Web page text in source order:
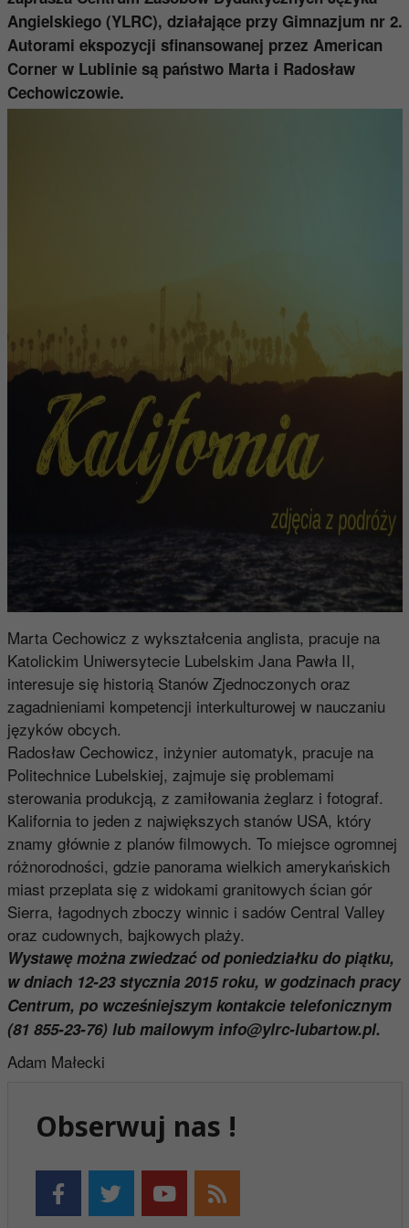
Angielskiego (YLRC), działające przy Gimnazjum nr 2.
Autorami ekspozycji sfinansowanej przez American
Corner w Lublinie są państwo Marta i Radosław
Cechowiczowie.
Marta Cechowicz z wykształcenia anglista, pracuje na
Katolickim Uniwersytecie Lubelskim Jana Pawła II,
interesuje się historią Stanów Zjednoczonych oraz
zagadnieniami kompetencji interkulturowej w nauczaniu
języków obcych.
Radosław Cechowicz, inżynier automatyk, pracuje na
Politechnice Lubelskiej, zajmuje się problemami
sterowania produkcją, z zamiłowania żeglarz i fotograf.
Kalifornia to jeden z największych stanów USA, który
znamy głównie z planów filmowych. To miejsce ogromnej
różnorodności, gdzie panorama wielkich amerykańskich
miast przeplata się z widokami granitowych ścian gór
Sierra, łagodnych zboczy winnic i sadów Central Valley
oraz cudownych, bajkowych plaży.
Wystawę można zwiedzać od poniedziałku do piątku,
w dniach 12-23 stycznia 2015 roku, w godzinach pracy
Centrum, po wcześniejszym kontakcie telefonicznym
(81 855-23-76) lub mailowym info@ylrc-lubartow.pl.
Adam Małecki
Obserwuj nas !